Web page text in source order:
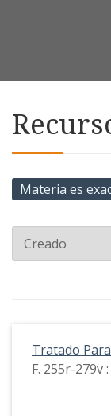
Materia es
Tratado
F. 255r-279v